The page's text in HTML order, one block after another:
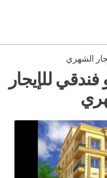
الشهري
فندقي للإيجار